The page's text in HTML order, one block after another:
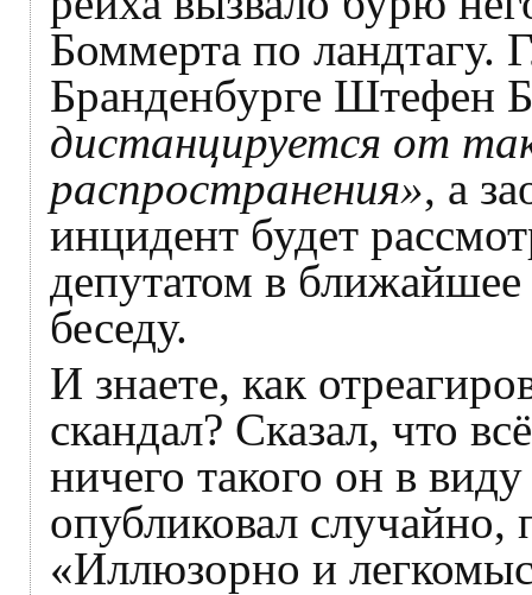
Боммерта по
Бранденбурге Штефен
дистанцируется от
распространения», а
инцидент будет
депутатом в
беседу.
И знаете, как
скандал? Сказал, что
ничего такого он в
опубликовал
«Иллюзорно и